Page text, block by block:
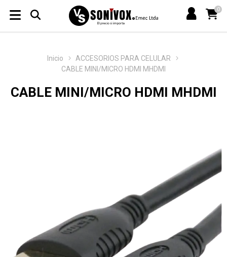
0
Inicio
ACCESORIOS PARA CELULAR
CABLE MINI/MICRO HDMI MHDMI
CABLE MINI/MICRO HDMI MHDMI